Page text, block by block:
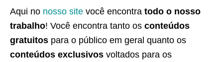
Aqui no nosso site você encontra todo o nosso
trabalho! Você encontra tanto os conteúdos
gratuitos para o público em geral quanto os
conteúdos exclusivos voltados para os